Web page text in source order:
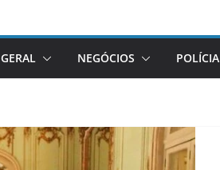
GERAL NEGÓCIOS POLÍCIA